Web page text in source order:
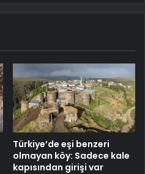
Türkiye’de eşi benzeri
olmayan köy: Sadece kale
kapısından girişi var